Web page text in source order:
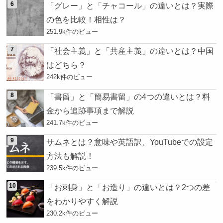
「グレー」と「チャコール」の違いとは？実際
の色を比較！相性は？
251.9k件のビュー
「社会主義」と「共産主義」の違いとは？中国
はどちら？
242k件のビュー
「書留」と「簡易書留」の4つの違いとは？料
金から追跡事項まで解説
241.7k件のビュー
サムネとは？意味や英語訳、YouTubeでの設定
方法も解説！
239.5k件のビュー
「お刺身」と「お造り」の違いとは？2つの差
をわかりやすく解説
230.2k件のビュー